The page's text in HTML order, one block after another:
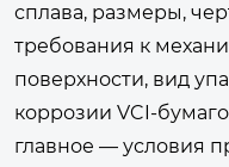
сплава, размеры,
требования к
поверхности, вид
коррозии VCI-
главное — условия